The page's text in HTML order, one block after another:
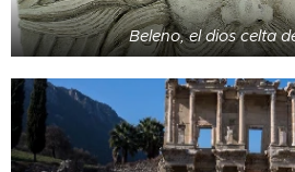
Beleno, el dios celta